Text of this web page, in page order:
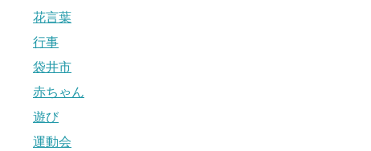
花言葉
行事
袋井市
赤ちゃん
遊び
運動会